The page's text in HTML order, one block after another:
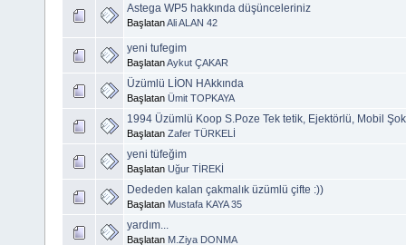
Astega WP5 hakkında düşünceleriniz
BaşlatanAli ALAN 42
yeni tufegim
BaşlatanAykut ÇAKAR
Üzümlü LİON HAkkında
Başlatan Ümit TOPKAYA
1994 Üzümlü Koop S.Poze Tek tetik, Ejektörlü, Mobil
Başlatan Zafer TÜRKELİ
yeni tüfeğim
Başlatan Uğur TİREKİ
Dededen kalan çakmalık üzümlü çifte :))
Başlatan Mustafa KAYA 35
yardım...
Başlatan M.Ziya DONMA